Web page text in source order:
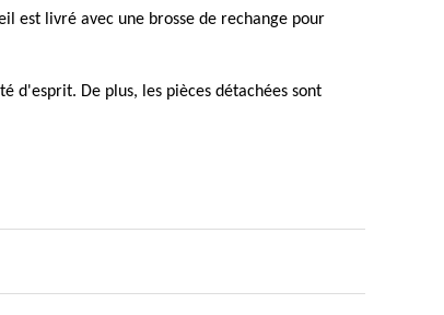
est livré avec une brosse de rechange pour
d'esprit. De plus, les pièces détachées sont